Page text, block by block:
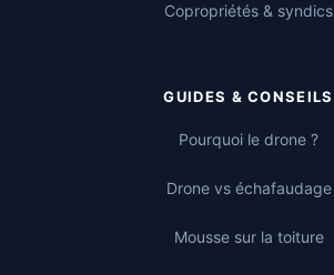
Copropriétés & syndics
GUIDES & CONSEILS
Pourquoi le drone ?
Drone vs échafaudage
Mousse sur la toiture